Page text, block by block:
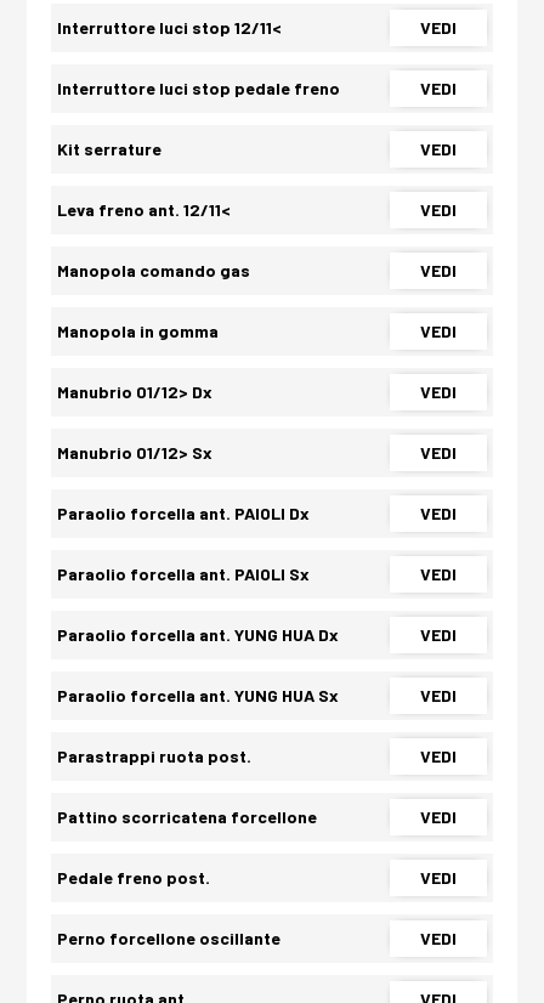
Interruttore luci stop 12/11< VEDI
Interruttore luci stop pedale freno VEDI
Kit serrature VEDI
Leva freno ant. 12/11< VEDI
Manopola comando gas VEDI
Manopola in gomma VEDI
Manubrio 01/12> Dx VEDI
Manubrio 01/12> Sx VEDI
Paraolio forcella ant. PAIOLI Dx VEDI
Paraolio forcella ant. PAIOLI Sx VEDI
Paraolio forcella ant. YUNG HUA Dx VEDI
Paraolio forcella ant. YUNG HUA Sx VEDI
Parastrappi ruota post. VEDI
Pattino scorricatena forcellone VEDI
Pedale freno post. VEDI
Perno forcellone oscillante VEDI